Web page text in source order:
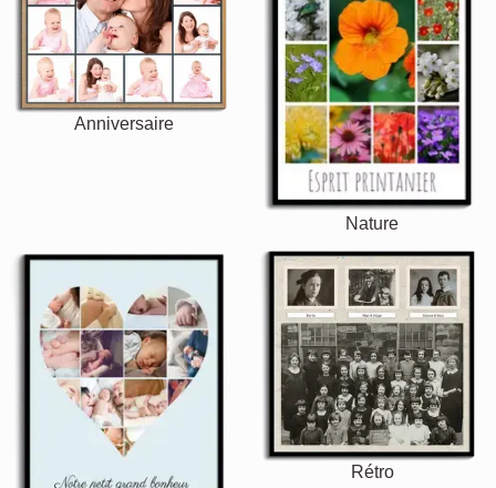
Anniversaire
Nature
Rétro